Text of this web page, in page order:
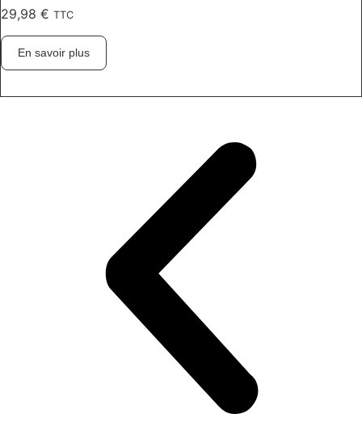
29,98 € TTC
En savoir plus